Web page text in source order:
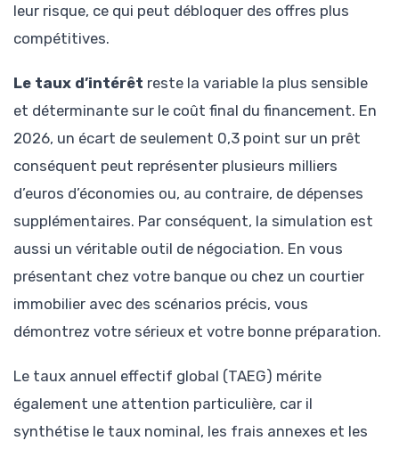
leur risque, ce qui peut débloquer des offres plus
compétitives.
Le taux d’intérêt reste la variable la plus sensible
et déterminante sur le coût final du financement. En
2026, un écart de seulement 0,3 point sur un prêt
conséquent peut représenter plusieurs milliers
d’euros d’économies ou, au contraire, de dépenses
supplémentaires. Par conséquent, la simulation est
aussi un véritable outil de négociation. En vous
présentant chez votre banque ou chez un courtier
immobilier avec des scénarios précis, vous
démontrez votre sérieux et votre bonne préparation.
Le taux annuel effectif global (TAEG) mérite
également une attention particulière, car il
synthétise le taux nominal, les frais annexes et les